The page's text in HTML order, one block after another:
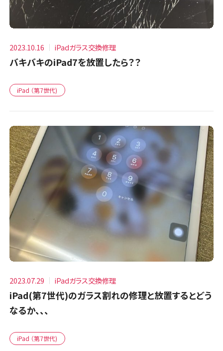
2023.10.16 iPadガラス交換修理
バキバキのiPad7を放置したら？？
iPad （第7世代)
2023.07.29 iPadガラス交換修理
iPad(第7世代)のガラス割れの修理と放置するとどう
なるか、、、
iPad （第7世代)